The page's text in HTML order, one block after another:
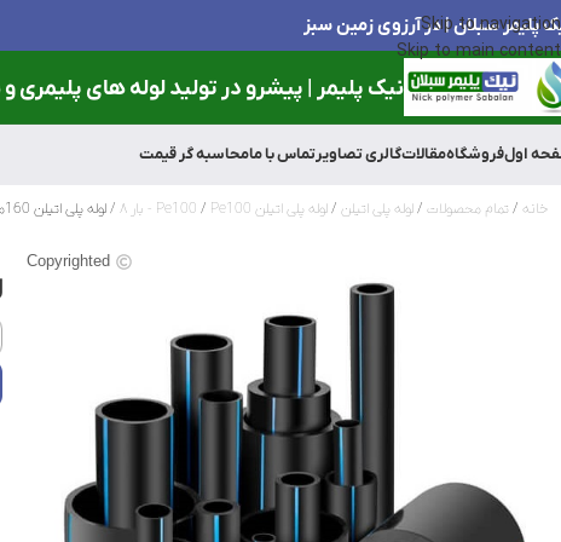
Skip to navigation
Skip to main content
پلیمر سبلان | در آرزوی زمین سبز
نیک پلیمر | پیشرو در تولید لوله های پلیمری و
اولفروشگاهمقالاتگالری تصاویرتماس با مامحاسبه گر قیمت
خانه تمام محصولات لوله پلی اتیلن لوله پلی اتیلن Pe100 Pe100 - بار ۸ لوله پلی اتیلن 160میلی متر(6اینچ) 8 بار
Copyrighted